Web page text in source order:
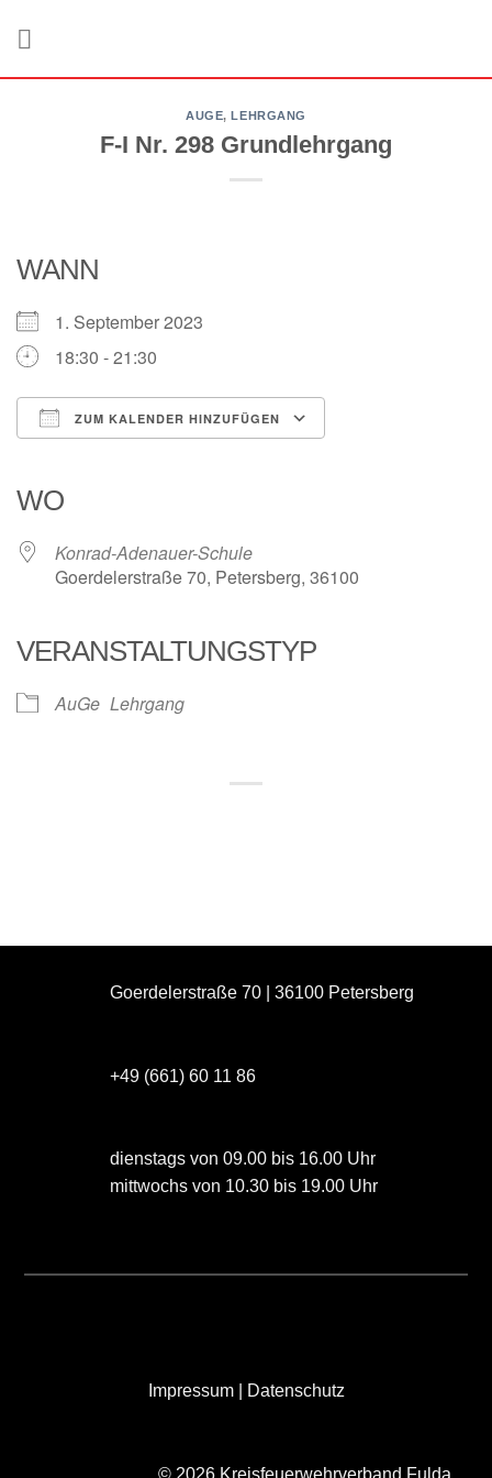
AUGE,LEHRGANG
F-I Nr. 298 Grundlehrgang
WANN
1. September 2023
18:30 - 21:30
ZUM KALENDER HINZUFÜGEN
WO
Konrad-Adenauer-Schule
Goerdelerstraße 70, Petersberg, 36100
VERANSTALTUNGSTYP
AuGe Lehrgang
Goerdelerstraße 70 | 36100 Petersberg
+49 (661) 60 11 86
dienstags von 09.00 bis 16.00 Uhr
mittwochs von 10.30 bis 19.00 Uhr
Impressum| Datenschutz
© 2026 Kreisfeuerwehrverband Fulda